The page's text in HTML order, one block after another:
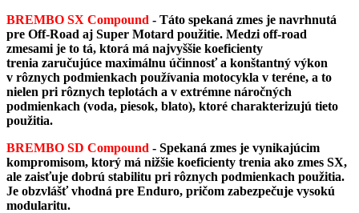
BREMBO SX Compound - Táto spekaná zmes je navrhnutá
pre Off-Road aj Super Motard použitie. Medzi off-road
zmesami je to tá, ktorá má najvyššie koeficienty
trenia zaručujúce maximálnu účinnosť a konštantný výkon
v rôznych podmienkach používania motocykla v teréne, a to
nielen pri rôznych teplotách a v extrémne náročných
podmienkach (voda, piesok, blato), ktoré charakterizujú tieto
použitia.
BREMBO SD Compound - Spekaná zmes je vynikajúcim
kompromisom, ktorý má nižšie koeficienty trenia ako zmes SX,
ale zaisťuje dobrú stabilitu pri rôznych podmienkach použitia.
Je obzvlášť vhodná pre Enduro, pričom zabezpečuje vysokú
modularitu​​​​​​.